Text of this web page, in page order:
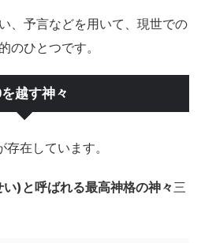
、予言などを用いて、現世での
のひとつです。
越す神々
在しています。
)と呼ばれる最高神格の神々三